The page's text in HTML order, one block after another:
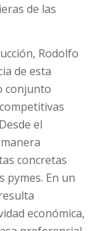
de las
Rodolfo
de esta
conjunto
el
concretas
En un
económica,